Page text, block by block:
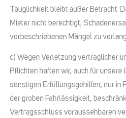
Tauglichkeit bleibt außer Betracht.
Mieter nicht berechtigt,
vorbeschriebenen Mängel zu
c) Wegen Verletzung vertraglicher
Pflichten haften wir, auch für
sonstigen Erfüllungsgehilfen, nur in
der groben Fahrlässigkeit,
Vertragsschluss voraussehbaren